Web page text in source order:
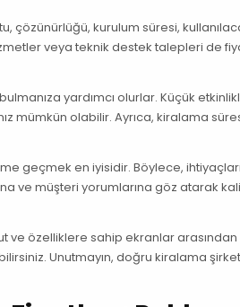
çözünürlüğü, kurulum süresi,
veya teknik destek talepleri de
yardımcı olurlar. Küçük
mümkün olabilir. Ayrıca, kiralama
geçmek en iyisidir. Böylece,
ve müşteri yorumlarına göz atarak
ve özelliklere sahip ekranlar
Unutmayın, doğru kiralama